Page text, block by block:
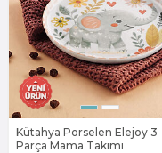
Kütahya Porselen Elejoy 3
Parça Mama Takımı